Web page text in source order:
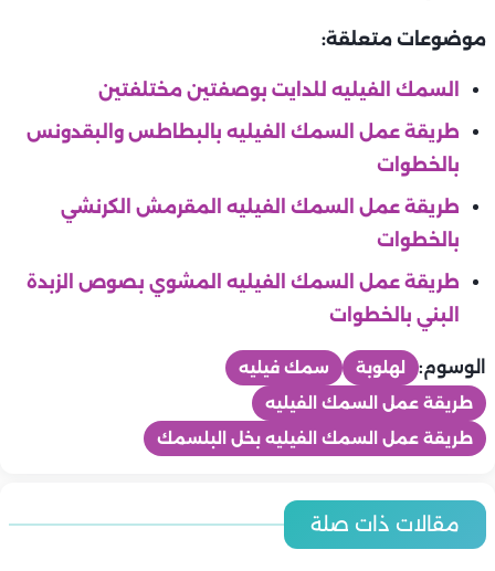
موضوعات متعلقة:
السمك الفيليه للدايت بوصفتين مختلفتين
طريقة عمل السمك الفيليه بالبطاطس والبقدونس
بالخطوات
طريقة عمل السمك الفيليه المقرمش الكرنشي
بالخطوات
طريقة عمل السمك الفيليه المشوي بصوص الزبدة
البني بالخطوات
الوسوم: لهلوبة
سمك فيليه
طريقة عمل السمك الفيليه
طريقة عمل السمك الفيليه بخل البلسمك
مقالات ذات صلة
أسعار الخضروات والفاكهة اليوم | الخميس 6-8-2026 في مصر.. اخر
تحديث
المطبخ
المطبخ